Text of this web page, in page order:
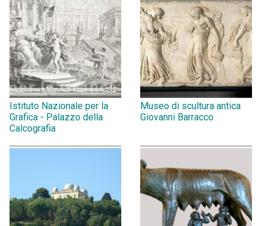
Istituto Nazionale per la
Grafica - Palazzo della
Calcografia
Museo di scultura antica
Giovanni Barracco